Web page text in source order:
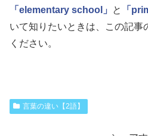
「elementary school」 と 「
いて知りたいときは、この記事
ください。
言葉の違い【2語】